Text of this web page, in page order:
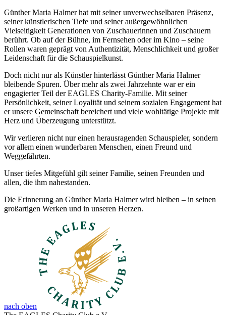
Günther Maria Halmer hat mit seiner unverwechselbaren Präsenz,
seiner künstlerischen Tiefe und seiner außergewöhnlichen
Vielseitigkeit Generationen von Zuschauerinnen und Zuschauern
berührt. Ob auf der Bühne, im Fernsehen oder im Kino – seine
Rollen waren geprägt von Authentizität, Menschlichkeit und großer
Leidenschaft für die Schauspielkunst.
Doch nicht nur als Künstler hinterlässt Günther Maria Halmer
bleibende Spuren. Über mehr als zwei Jahrzehnte war er ein
engagierter Teil der EAGLES Charity-Familie. Mit seiner
Persönlichkeit, seiner Loyalität und seinem sozialen Engagement hat
er unsere Gemeinschaft bereichert und viele wohltätige Projekte mit
Herz und Überzeugung unterstützt.
Wir verlieren nicht nur einen herausragenden Schauspieler, sondern
vor allem einen wunderbaren Menschen, einen Freund und
Weggefährten.
Unser tiefes Mitgefühl gilt seiner Familie, seinen Freunden und
allen, die ihm nahestanden.
Die Erinnerung an Günther Maria Halmer wird bleiben – in seinen
großartigen Werken und in unseren Herzen.
nach oben